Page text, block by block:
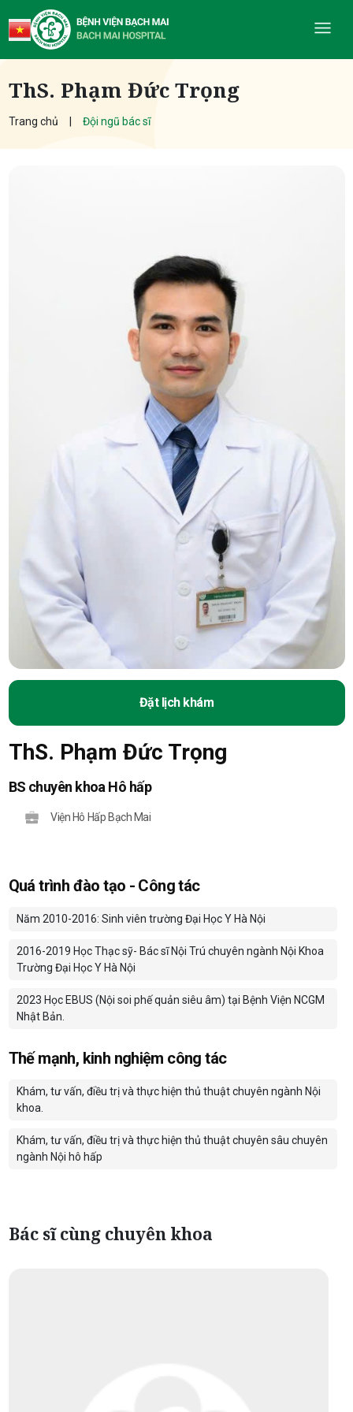
ThS. Phạm Đức Trọng
Trang chủ Đội ngũ bác sĩ
Đặt lịch khám
ThS. Phạm Đức Trọng
BS chuyên khoa Hô hấp
Viện Hô Hấp Bạch Mai
Quá trình đào tạo - Công tác
Năm 2010-2016: Sinh viên trường Đại Học Y Hà Nội
2016-2019 Học Thạc sỹ- Bác sĩ Nội Trú chuyên ngành Nội Khoa
Trường Đại Học Y Hà Nội
2023 Học EBUS (Nội soi phế quản siêu âm) tại Bệnh Viện NCGM
Nhật Bản.
Thế mạnh, kinh nghiệm công tác
Khám, tư vấn, điều trị và thực hiện thủ thuật chuyên ngành Nội
khoa.
Khám, tư vấn, điều trị và thực hiện thủ thuật chuyên sâu chuyên
ngành Nội hô hấp
Bác sĩ cùng chuyên khoa